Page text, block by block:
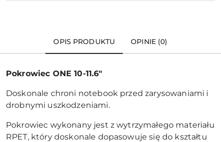
OPIS PRODUKTU OPINIE (0)
Pokrowiec ONE 10-11.6"
Doskonale chroni notebook przed zarysowaniami i
drobnymi uszkodzeniami.
Pokrowiec wykonany jest z wytrzymałego materiału
RPET, który doskonale dopasowuje się do kształtu